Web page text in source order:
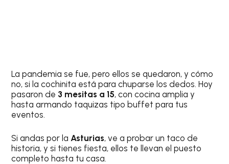
La pandemia se fue, pero ellos se quedaron, y cómo
no, si la cochinita está para chuparse los dedos. Hoy
pasaron de 3 mesitas a 15, con cocina amplia y
hasta armando taquizas tipo buffet para tus
eventos.
Si andas por la Asturias, ve a probar un taco de
historia, y si tienes fiesta, ellos te llevan el puesto
completo hasta tu casa.